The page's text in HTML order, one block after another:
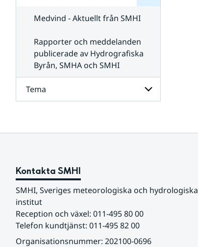
Kontakta
SMHI
Medvind - Aktuellt från SMHI
Rapporter och meddelanden
publicerade av Hydrografiska
Byrån, SMHA och SMHI
Tema
Tema
Kontakta SMHI
SMHI, Sveriges meteorologiska och hydrologiska
institut
Reception och växel: 011-495 80 00
Telefon kundtjänst: 011-495 82 00
Organisationsnummer: 202100-0696